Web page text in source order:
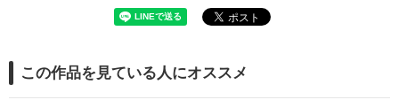
この作品を見ている人にオススメ